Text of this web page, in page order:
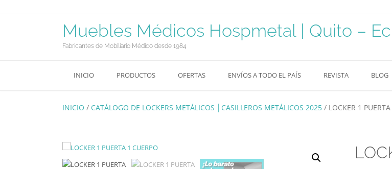
Muebles Médicos Hospmetal | Quito –
Fabricantes de Mobiliario Médico desde 1984
INICIO PRODUCTOS OFERTAS ENVÍOS A TODO EL PAÍS REVISTA BLOG
INICIO / CATÁLOGO DE LOCKERS METÁLICOS │CASILLEROS METÁLICOS 2025 / LOCKER 1